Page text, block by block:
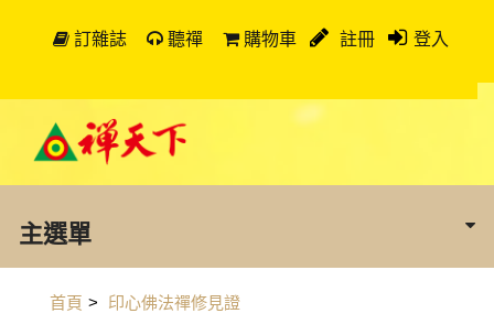
訂雜誌 聽禪 購物車 註冊 登入
主選單
首頁 > 印心佛法禪修見證